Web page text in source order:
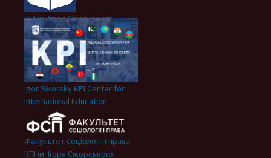
КПІ ім. Ігоря Сікорського
Igor Sikorsky KPI Center for
International Education
Факультет соціології і права
КПІ ім. Ігоря Сікорського